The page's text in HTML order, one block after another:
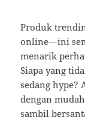
Produk
online—ini
menarik
Siapa yang
sedang hype?
dengan
sambil